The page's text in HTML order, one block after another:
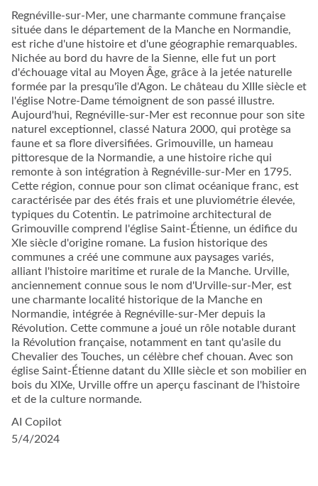
Regnéville-sur-Mer, une charmante commune française
située dans le département de la Manche en Normandie,
est riche d'une histoire et d'une géographie remarquables.
Nichée au bord du havre de la Sienne, elle fut un port
d'échouage vital au Moyen Âge, grâce à la jetée naturelle
formée par la presqu'île d'Agon. Le château du XIIIe siècle et
l'église Notre-Dame témoignent de son passé illustre.
Aujourd'hui, Regnéville-sur-Mer est reconnue pour son site
naturel exceptionnel, classé Natura 2000, qui protège sa
faune et sa flore diversifiées. Grimouville, un hameau
pittoresque de la Normandie, a une histoire riche qui
remonte à son intégration à Regnéville-sur-Mer en 1795.
Cette région, connue pour son climat océanique franc, est
caractérisée par des étés frais et une pluviométrie élevée,
typiques du Cotentin. Le patrimoine architectural de
Grimouville comprend l'église Saint-Étienne, un édifice du
XIe siècle d'origine romane. La fusion historique des
communes a créé une commune aux paysages variés,
alliant l'histoire maritime et rurale de la Manche. Urville,
anciennement connue sous le nom d'Urville-sur-Mer, est
une charmante localité historique de la Manche en
Normandie, intégrée à Regnéville-sur-Mer depuis la
Révolution. Cette commune a joué un rôle notable durant
la Révolution française, notamment en tant qu'asile du
Chevalier des Touches, un célèbre chef chouan. Avec son
église Saint-Étienne datant du XIIIe siècle et son mobilier en
bois du XIXe, Urville offre un aperçu fascinant de l'histoire
et de la culture normande.
AI Copilot
5/4/2024